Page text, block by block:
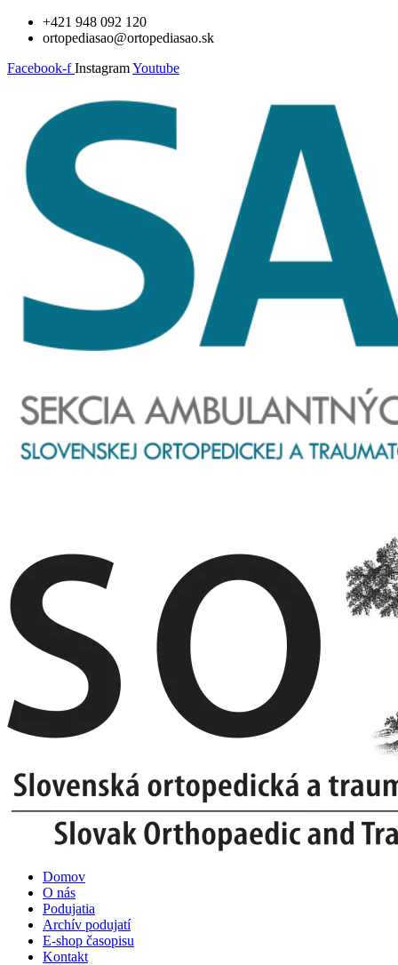
Preskočiť+421 948 092 120
ortopediasao@ortopediasao.sk
Facebook-f InstagramYoutube
Domov
O nás
Podujatia
Archív podujatí
E-shop časopisu
Kontakt